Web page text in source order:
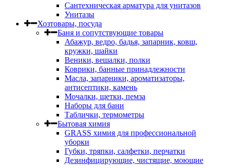
Сантехническая арматура для унитазов
Унитазы
Хозтовары, посуда
Баня и сопутствующие товары
Абажур, ведро, бадья, запарник, ковш,
кружки, шайки
Веники, вешалки, полки
Коврики, банные принадлежности
Масла, запарники, ароматизаторы,
антисептики, камень
Мочалки, щетки, пемза
Наборы для бани
Таблички, термометры
Бытовая химия
GRASS химия для профессиональной
уборки
Губки, тряпки, салфетки, перчатки
Дезинфицирующие, чистящие, моющие